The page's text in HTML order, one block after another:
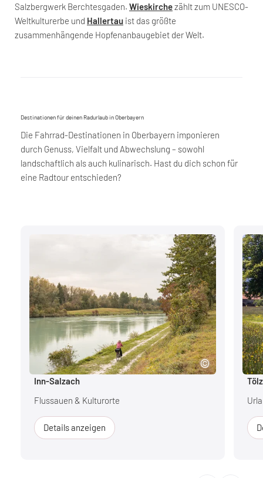
Salzbergwerk Berchtesgaden. Wieskirchezählt zum UNESCO-
Weltkulturerbe und Hallertau ist das größte
zusammenhängende Hopfenanbaugebiet der Welt.
Destinationen für deinen Radurlaub in Oberbayern
Die Fahrrad-Destinationen in Oberbayern imponieren
durch Genuss, Vielfalt und Abwechslung – sowohl
landschaftlich als auch kulinarisch. Hast du dich schon für
eine Radtour entschieden?
Inn-Salzach
Flussauen & Kulturorte
Details anzeigen